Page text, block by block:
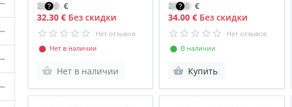
23.10 €
32.30 €Без скидки
Нет отзывов
⬤ Нет в наличии
Нет в наличии
NSP
24.00 €
34.00 € Без скидки
Нет отзывов
⬤ В наличии
Купить